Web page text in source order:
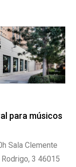
para músicos
Sala Clemente
3 46015